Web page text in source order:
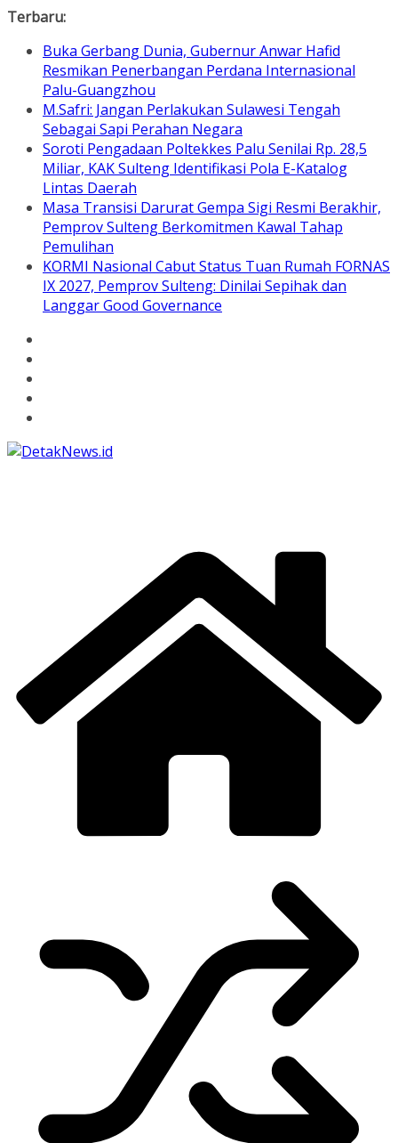
Skip
content
Terbaru:
Buka Gerbang Dunia, Gubernur Anwar Hafid
Resmikan Penerbangan Perdana Internasional
Palu-Guangzhou
M.Safri: Jangan Perlakukan Sulawesi Tengah
Sebagai Sapi Perahan Negara
Soroti Pengadaan Poltekkes Palu Senilai Rp. 28,5
Miliar, KAK Sulteng Identifikasi Pola E-Katalog
Lintas Daerah
Masa Transisi Darurat Gempa Sigi Resmi Berakhir,
Pemprov Sulteng Berkomitmen Kawal Tahap
Pemulihan
KORMI Nasional Cabut Status Tuan Rumah FORNAS
IX 2027, Pemprov Sulteng: Dinilai Sepihak dan
Langgar Good Governance